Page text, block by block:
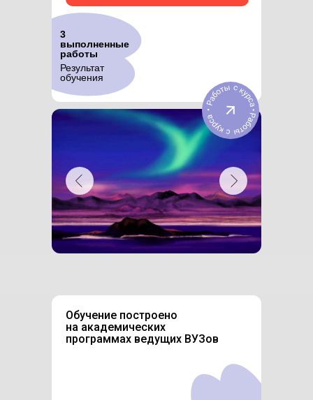
Результат
обучения
3
выполненные
работы
Обучение построено
на академических
программах ведущих ВУЗов